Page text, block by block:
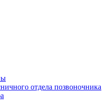
отдела позвоночника